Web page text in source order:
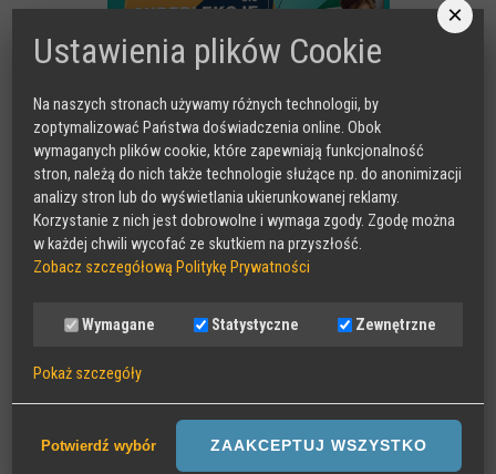
MAKEITCLEAR
SAFER INTERNET
Kalambury z cyberhigieny "Cybermaster"
Kontakt
Dane teleadresowe
Dołącz do newslettera
×
Ustawienia plików Cookie
Na naszych stronach używamy różnych technologii, by
zoptymalizować Państwa doświadczenia online. Obok
wymaganych plików cookie, które zapewniają funkcjonalność
stron, należą do nich także technologie służące np. do anonimizacji
analizy stron lub do wyświetlania ukierunkowanej reklamy.
Korzystanie z nich jest dobrowolne i wymaga zgody. Zgodę można
w każdej chwili wycofać ze skutkiem na przyszłość.
Zobacz szczegółową Politykę Prywatności
Wymagane Statystyczne Zewnętrzne
Pokaż szczegóły
Sesyjne pliki Cookies wymagane do działania strony,
przechowywane podczas wizyty na stronie, np zapamiętany wybór
Potwierdź wybór ZAAKCEPTUJ WSZYSTKO